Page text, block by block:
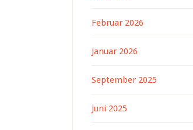
Februar 2026
Januar 2026
September 2025
Juni 2025